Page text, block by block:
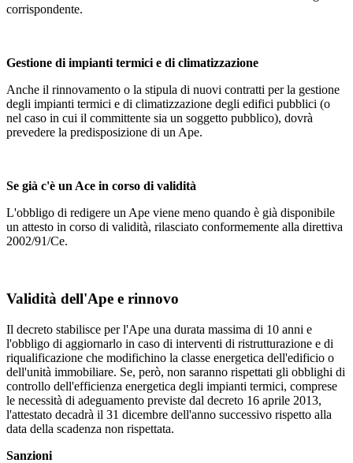
corrispondente.
Gestione di impianti termici e di climatizzazione
Anche il rinnovamento o la stipula di nuovi contratti per la gestione
degli impianti termici e di climatizzazione degli edifici pubblici (o
nel caso in cui il committente sia un soggetto pubblico), dovrà
prevedere la predisposizione di un Ape.
Se già c'è un Ace in corso di validità
L'obbligo di redigere un Ape viene meno quando è già disponibile
un attesto in corso di validità, rilasciato conformemente alla direttiva
2002/91/Ce.
Validità dell'Ape e rinnovo
Il decreto stabilisce per l'Ape una durata massima di 10 anni e
l'obbligo di aggiornarlo in caso di interventi di ristrutturazione e di
riqualificazione che modifichino la classe energetica dell'edificio o
dell'unità immobiliare. Se, però, non saranno rispettati gli obblighi di
controllo dell'efficienza energetica degli impianti termici, comprese
le necessità di adeguamento previste dal decreto 16 aprile 2013,
l'attestato decadrà il 31 dicembre dell'anno successivo rispetto alla
data della scadenza non rispettata.
Sanzioni